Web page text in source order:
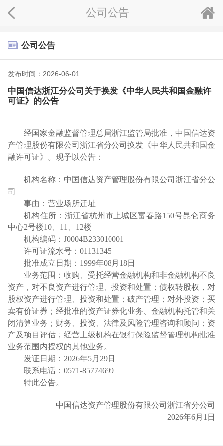
公司公告
公司公告
发布时间：2026-06-01
中国信达浙江分公司关于换发《中华人民共和国金融许
可证》的公告
经国家金融监督管理总局浙江监管局批准，中国信达资
产管理股份有限公司浙江省分公司换发《中华人民共和国金
融许可证》。现予以公告：
机构名称：中国信达资产管理股份有限公司浙江省分公
司
事由：营业场所迁址
机构住所：浙江省杭州市上城区富春路150号昆仑商务
中心2号楼10、11、12楼
机构编码： J0004B233010001
许可证流水号： 01131345
批准成立日期： 1999年08月18日
业务范围：收购、受托经营金融机构和非金融机构不良
资产，对不良资产进行管理、投资和处置；债权转股权，对
股权资产进行管理、投资和处置；破产管理；对外投资；买
卖有价证券；经批准的资产证券化业务、金融机构托管和关
闭清算业务；财务、投资、法律及风险管理咨询和顾问；资
产及项目评估；经营上级机构在银行保险监督管理机构批准
业务范围内授权的其他业务。
发证日期： 2026年5月29日
联系电话： 0571-85774699
特此公告。
中国信达资产管理股份有限公司浙江省分公司
2026年6月1日